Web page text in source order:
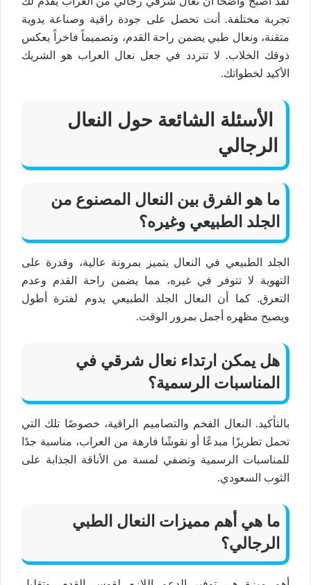
تجربة مختلفة. أنت تحصل على جودة راقية وصناعة يدوية
متقنة، ونعال طبي يضمن راحة القدم، وتصميماً فاخراً
يعكس
ذوقك
الخلاب. لا تتردد في جعل نعال العراب هو الشريك
الأكيد لخطواتك.
الأسئلة الشائعة حول النعال
الرجالي
ما هو الفرق بين النعال المصنوع من
الجلد الطبيعي وغيره؟
الجلد الطبيعي في النعال يتميز بمرونة عالية، وقدرة على
التهوية لا تتوفر في غيره، مما يضمن راحة القدم وعدم
التعرق. كما أن
النعال الجلد الطبيعي يدوم لفترة أطول
ويصبح مظهره أجمل بمرور الوقت.
هل يمكن ارتداءنعال شرقي في
المناسبات الرسمية؟
بالتأكيد. النعال الفخم والتصاميم الراقية، خصوصًا تلك التي
تحمل تطريزًا مبدعًا أو نقوشًا فارهة من العراب، مناسبة جدًا
للمناسبات الرسمية وتضفي لمسة من الأناقة
الجذابة على
الثوب السعودي.
ما هي أهم مميزات النعال الطبي
الرجالي؟